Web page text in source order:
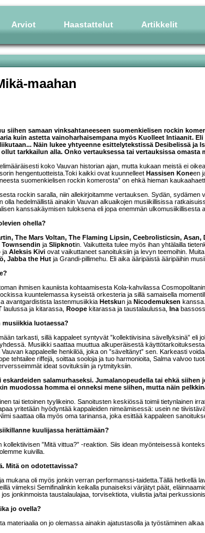
Arviot Haastattelut Artikkelit
maahan
siihen samaan vinksahtaneeseen suomenkielisen rockin
kuin astetta vainoharhaisempana myös Kuolleet Intiaanit. Eli
Näin lukee yhtyeenne esittelytekstissä Desibelissä ja
tarkkailun alla. Onko vertauksessa tai vertauksissa omasta
koko Vauvan historian ajan, mutta kukaan meistä ei
hengentuotteista.Toki kaikki ovat kuunnelleet Hassisen Koneen
suomenkielisen rockin komerosta” on ehkä hieman
rockin saralla, niin allekirjoitamme vertauksen. Sydän, sydämen
hedelmällistä ainakin Vauvan alkuaikojen musiikillisissa
kanssakäymisen tuloksena eli jopa enemmän ulkomusiikillisesta
ohella?
The Mars Voltan, The Flaming Lipsin, Ceebrolisticsin,
ja Slipknotin. Vaikutteita tulee myös ihan yhtälailla
ja Aleksis Kivi ovat vaikuttaneet sanoituksiin ja levyn teemoihin.
Jabba the Hut ja Grandi-pillimehu. Eli aika ääripäistä ääripäihin
ihmisen kauniista kohtaamisesta Kola-kahvilassa
kuuntelemassa kyseistä orkesteria ja sillä samaisella
avantgardistista lastenmusiikkia Hetskun ja Nicodemuksen
laulussa ja kitarassa, Roope kitarassa ja taustalaulussa, Ina
musiikkia luotaessa?
tarkasti, sillä kappaleet syntyvät ”kollektiivisina sävellyksinä” eli
Musiikki saattaa muuttua alkuperäisestä
kappaleelle henkilöä, joka on ”säveltänyt” sen. Karkeasti
tehtailee riffejä, soittaa sooloja ja tuo harmonioita, Salma valvoo
ideat sovituksiin ja rytmityksiin.
eskardeiden salamurhaseksi. Jumalanopeudella tai ehkä
muodossa homma ei onneksi mene siihen, mutta näin
tai tietoinen tyylikeino. Sanoitusten keskiössä toimii tietynlainen
yritetään hyödyntää kappaleiden nimeämisessä: usein ne
saattaa olla myös oma tarinansa, joka esittää kappaleen
kuulijassa herättämään?
kollektiivisen ”Mitä vittua?” -reaktion. Siis idean myönteisessä
kuivilla.
Mitä on odotettavissa?
mukana oli myös jonkin verran performanssi-taidetta.Tällä hetkellä
viimeksi Semifinalinkin keikalla punaiseksi värjätyt päät,
jonkinmoista taustalaulajaa, torvisektiota, viulistia ja/tai
jo ovella?
materiaalia on jo olemassa ainakin ajatustasolla ja työstäminen